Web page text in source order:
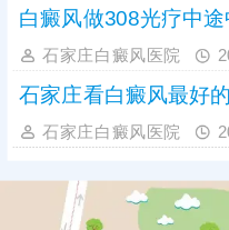
白癜风做308光疗中
石家庄白癜风医院
石家庄看白癜风最好
石家庄白癜风医院